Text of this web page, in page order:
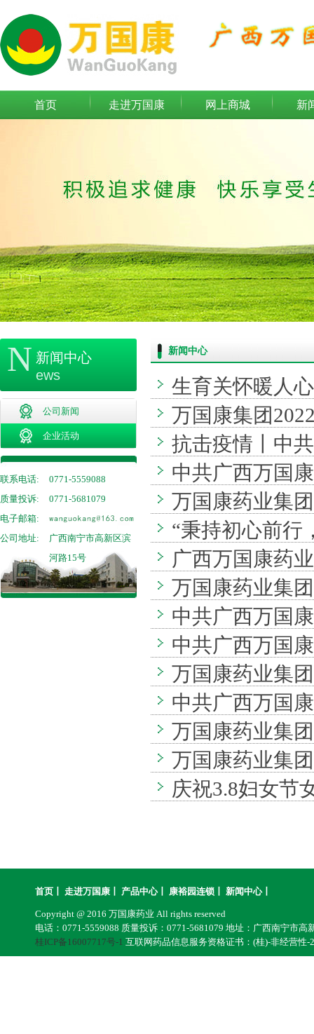
首页 走进万国康 网上商城 新
N 新闻中心
ews
公司新闻
企业活动
联系电话:
0771-5559088
质量投诉:
0771-5681079
电子邮箱:
公司地址:
广西南宁市高新区滨
河路15号
新闻中心
生育关怀暖人
生育女职工活
万国康集团
抗击疫情丨中
(2022.2.12)...
中共广西万国
(2021.4.26）...
万国康药业集
“秉持初心前行
动（2020.07.03
广西万国康药
万国康药业集
（2019.08.10）
中共广西万国
命”主题党日活
中共广西万国
动（2019.05.14
万国康药业集
中共广西万国
坚工作...
万国康药业集
万国康药业集
庆祝3.8妇女节
首页 走进万国康 产品中心丨 康裕园连锁 新闻中心丨
Copyright @ 2016 万国康药业 All rights reserved
电话：0771-5559088 质量投诉：0771-5681079 地址：广西南宁市高
桂ICP备16007717号-1 互联网药品信息服务资格证书：(桂)-非经营性-